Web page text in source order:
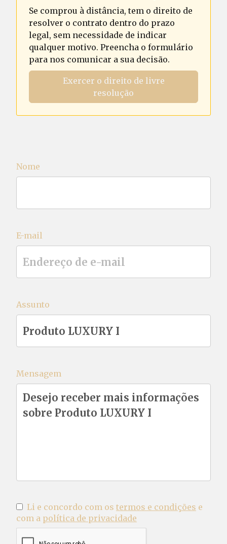
Se comprou à distância, tem o direito de
resolver o contrato dentro do prazo
legal, sem necessidade de indicar
qualquer motivo. Preencha o formulário
para nos comunicar a sua decisão.
Exercer o direito de livre
resolução
Nome
E-mail
Assunto
Mensagem
Li e concordo com os termos e condições e
com a política de privacidade